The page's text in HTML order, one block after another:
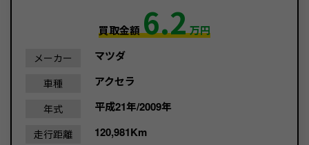
買取金額6.2万円
メーカー マツダ
車種 アクセラ
年式 平成21年/2009年
走行距離 120,981Km